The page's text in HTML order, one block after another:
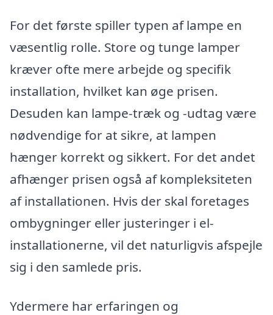
For det første spiller typen af lampe en
væsentlig rolle. Store og tunge lamper
kræver ofte mere arbejde og specifik
installation, hvilket kan øge prisen.
Desuden kan lampe-træk og -udtag være
nødvendige for at sikre, at lampen
hænger korrekt og sikkert. For det andet
afhænger prisen også af kompleksiteten
af installationen. Hvis der skal foretages
ombygninger eller justeringer i el-
installationerne, vil det naturligvis afspejle
sig i den samlede pris.
Ydermere har erfaringen og